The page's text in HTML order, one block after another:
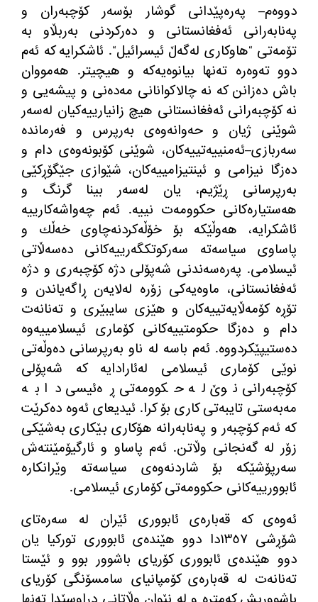
دووه‌م– پەرەپێدانی گوشار بۆسەر كۆچبه‌ران و
پەنابەرانی ئەفغانستانی و دەرکردنی بەربڵاو به‌
تۆمەتی “هاوكاری له‌گه‌ڵ ئیسرائیل“. ئاشكرایه‌ كه‌ ئه‌م
دوو تەوەرە ته‌نها بیانوەیەکە و هیچیتر. هه‌مووان
باش ده‌زانن كه‌ نە چالاكوانانی مەدەنی و پیشه‌یی و
نە كۆچبه‌رانی ئەفغانستانی هیچ زانیارییەکیان لەسەر
شوێنی ژیان و حەوانەوەی بەرپرس و فەرمانده‌
سەربازی–ئەمنییەتییەکان، شوێنی كۆبونه‌وه‌ی دام و
دەزگا نیزامی و ئینتیزامییەکان، شێوازی جێگۆڕکێی
بەرپرسانی ڕێژیم، یان له‌سەر بینا گرنگ و
هەستیارەكانی حکوومەت نییە. ئه‌م چەواشەکارییە
ئاشکرایە، هه‌وڵێكه‌ بۆ خۆڵه‌کردنەچاوی خه‌ڵك و
پاساوی سیاسه‌ته‌ سەرکوتکگەرییەکانی دەسەڵاتی
ئیسلامی. پەرەسەندنی شه‌پۆلی دژە کۆچبەری و دژە
ئه‌فغانستانی، ماوه‌یه‌كی زۆره‌ له‌لایه‌ن ڕاگه‌یاندن و
تۆڕه‌ كۆمه‌ڵایه‌تییه‌كان و هێزی سایبێری و تەنانەت
دام و دەزگا حکومتییه‌كانی كۆماری ئیسلامییەوە
ده‌ستیپێکردووه‌. ئه‌م باسه‌ له‌ ناو بەرپرسانی دەوڵەتی
نوێی كۆماری ئیسلامی لەئارادایە كه‌ شه‌پۆلی
كۆچبه‌رانی نوێ له‌ حکوومەتی ڕەئیسی دا به‌
مه‌به‌ستی تایبه‌تی کاری بۆ کرا. ئیدیعای ئەوە ده‌كرێت
كه‌ ئه‌م كۆچبه‌ر و پەنابەرانه‌ هۆكاری بێكاری به‌شێكی
زۆر لە گه‌نجانی وڵاتن. ئه‌م پاساو و ئارگیۆمێنتەش
سەرپۆشێکە بۆ شاردنەوەی سیاسه‌ته‌ وێرانکارە
ئابوورییه‌کانی حکوومەتی كۆماری ئیسلامی.
ئه‌وه‌ی كه‌ قه‌باره‌ی ئابووری ئێران له‌ سەره‌تای
شۆڕشی ١٣٥٧دا دوو هێندەی ئابووری توركیا یان
دوو هێندەی ئابووری كۆریای باشوور بوو و ئێستا
تەنانەت له‌ قه‌باره‌ی كۆمپانیای سامسۆنگی كۆریای